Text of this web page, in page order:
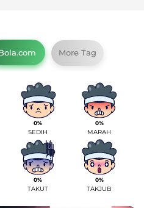
More Tag
0%
SEDIH
0%
MARAH
0%
TAKUT
0%
TAKJUB